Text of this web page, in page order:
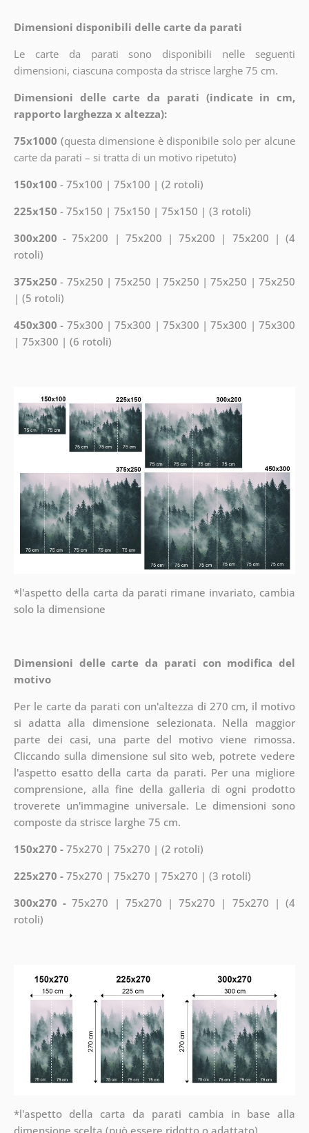
Dimensioni disponibili delle carte da parati
Le carte da parati sono disponibili nelle seguenti
dimensioni, ciascuna composta da strisce larghe 75 cm.
Dimensioni delle carte da parati (indicate in cm,
rapporto larghezza x altezza):
75x1000 (questa dimensione è disponibile solo per alcune
carte da parati – si tratta di un motivo ripetuto)
150x100 - 75x100 | 75x100 | (2 rotoli)
225x150 - 75x150 | 75x150 | 75x150 | (3 rotoli)
300x200 - 75x200 | 75x200 | 75x200 | 75x200 | (4
rotoli)
375x250 - 75x250 | 75x250 | 75x250 | 75x250 | 75x250
| (5 rotoli)
450x300 - 75x300 | 75x300 | 75x300 | 75x300 | 75x300
| 75x300 | (6 rotoli)
*l'aspetto della carta da parati rimane invariato, cambia
solo la dimensione
Dimensioni delle carte da parati con modifica del
motivo
Per le carte da parati con un'altezza di 270 cm, il motivo
si adatta alla dimensione selezionata. Nella maggior
parte dei casi, una parte del motivo viene rimossa.
Cliccando sulla dimensione sul sito web, potrete vedere
l'aspetto esatto della carta da parati. Per una migliore
comprensione, alla fine della galleria di ogni prodotto
troverete un'immagine universale. Le dimensioni sono
composte da strisce larghe 75 cm.
150x270 -75x270 | 75x270 | (2 rotoli)
225x270 -75x270 | 75x270 | 75x270 | (3 rotoli)
300x270 -75x270 | 75x270 | 75x270 | 75x270 | (4
rotoli)
*l'aspetto della carta da parati cambia in base alla
dimensione scelta (può essere ridotto o adattato)